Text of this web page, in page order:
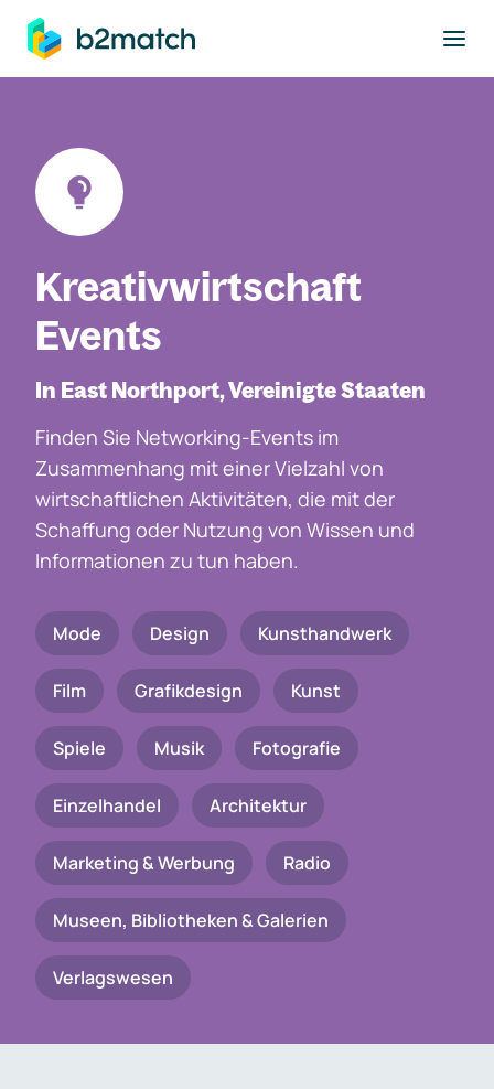
springen
Kreativwirtschaft
Events
In East Northport, Vereinigte Staaten
Finden Sie Networking-Events im
Zusammenhang mit einer Vielzahl von
wirtschaftlichen Aktivitäten, die mit der
Schaffung oder Nutzung von Wissen und
Informationen zu tun haben.
Mode Design Kunsthandwerk
Film Grafikdesign Kunst
Spiele Musik Fotografie
Einzelhandel Architektur
Marketing & Werbung Radio
Museen, Bibliotheken & Galerien
Verlagswesen